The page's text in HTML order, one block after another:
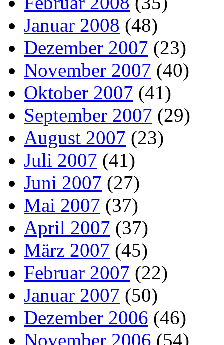
Januar 2008 (48)
Dezember 2007 (23)
November 2007 (40)
Oktober 2007 (41)
September 2007 (29)
August 2007 (23)
Juli 2007 (41)
Juni 2007 (27)
Mai 2007 (37)
April 2007 (37)
März 2007 (45)
Februar 2007 (22)
Januar 2007 (50)
Dezember 2006 (46)
November 2006 (54)